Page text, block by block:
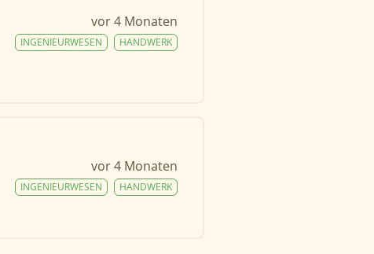
vor 4 Monaten
HANDWERK
INGENIEURWESEN
vor 4 Monaten
HANDWERK
INGENIEURWESEN